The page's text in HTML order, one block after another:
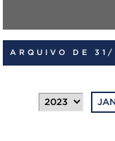
ARQUIVO DE
JAN